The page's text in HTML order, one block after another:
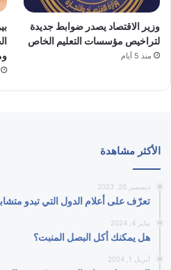
وزير الاقتصاد يصدر ضوابط جديدة
لتراخيص مؤسسات التعليم الخاص
منذ 5 أيام
الأكثر مشاهدة
ديسمبر 20, 2023
تعرّف على أعلام الدول التي تبدو
يناير 4, 2024
هل يمكنك أكل البصل المنبت؟
أبريل 1, 2024